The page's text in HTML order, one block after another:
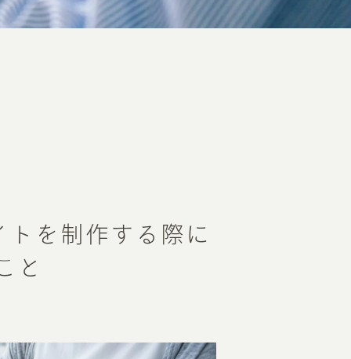
トを制作する際に
と